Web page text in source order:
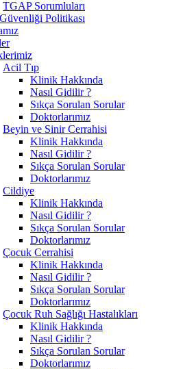
TGAP Sorumluları
Politikası
Acil Tıp
Klinik Hakkında
Nasıl Gidilir ?
Sıkça Sorulan Sorular
Doktorlarımız
Beyin ve Sinir Cerrahisi
Klinik Hakkında
Nasıl Gidilir ?
Sıkça Sorulan Sorular
Doktorlarımız
Cildiye
Klinik Hakkında
Nasıl Gidilir ?
Sıkça Sorulan Sorular
Doktorlarımız
Çocuk Cerrahisi
Klinik Hakkında
Nasıl Gidilir ?
Sıkça Sorulan Sorular
Doktorlarımız
Çocuk Ruh Sağlığı Hastalıkları
Klinik Hakkında
Nasıl Gidilir ?
Sıkça Sorulan Sorular
Doktorlarımız